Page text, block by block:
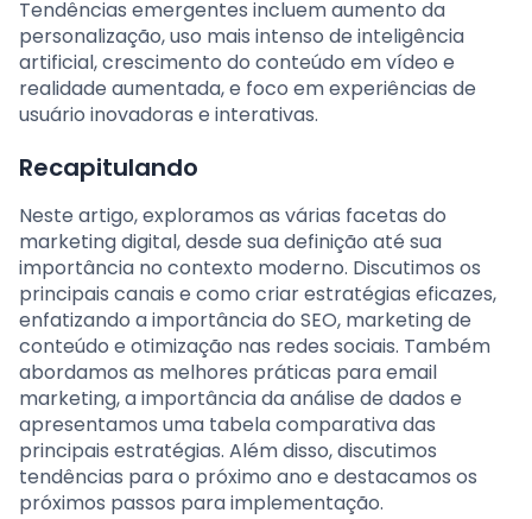
Tendências emergentes incluem aumento da
personalização, uso mais intenso de inteligência
artificial, crescimento do conteúdo em vídeo e
realidade aumentada, e foco em experiências de
usuário inovadoras e interativas.
Recapitulando
Neste artigo, exploramos as várias facetas do
marketing digital, desde sua definição até sua
importância no contexto moderno. Discutimos os
principais canais e como criar estratégias eficazes,
enfatizando a importância do SEO, marketing de
conteúdo e otimização nas redes sociais. Também
abordamos as melhores práticas para email
marketing, a importância da análise de dados e
apresentamos uma tabela comparativa das
principais estratégias. Além disso, discutimos
tendências para o próximo ano e destacamos os
próximos passos para implementação.